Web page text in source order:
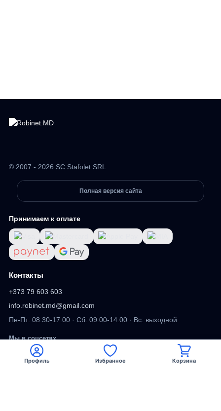
© 2007 - 2026 SC Stafolet SRL
Полная версия сайта
Принимаем к оплате
Контакты
+373 79 603 603
info.robinet.md@gmail.com
Пн-Пт: 08:30-17:00 · Сб: 09:00-14:00 · Вс: выходной
Мы в соцсетях
Facebook
Профиль Избранное Корзина